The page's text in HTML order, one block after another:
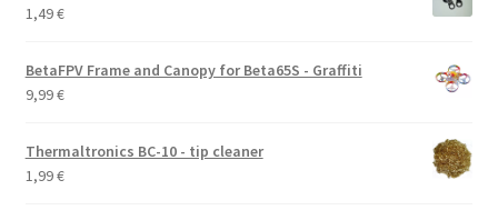
1,49€
BetaFPV Frame and Canopy for Beta65S - Graffiti
9,99€
Thermaltronics BC-10 - tip cleaner
1,99€